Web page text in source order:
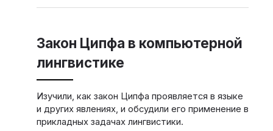
Закон Ципфа в компьютерной
лингвистике
Изучили, как закон Ципфа проявляется в языке
и других явлениях, и обсудили его применение в
прикладных задачах лингвистики.